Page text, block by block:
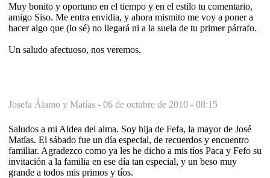
Muy bonito y oportuno en el tiempo y en el estilo tu comentario,
amigo Siso. Me entra envidia, y ahora mismito me voy a poner a
hacer algo que (lo sé) no llegará ni a la suela de tu primer párrafo.
Un saludo afectuoso, nos veremos.
Josefa Álamo y Matías - 06 de octubre de 2010 - 08:15
Saludos a mi Aldea del alma. Soy hija de Fefa, la mayor de José
Matías. El sábado fue un día especial, de recuerdos y encuentro
familiar. Agradezco como ya les he dicho a mis tíos Paca y Fefo su
invitación a la familia en ese día tan especial, y un beso muy
grande a todos mis primos y tíos.